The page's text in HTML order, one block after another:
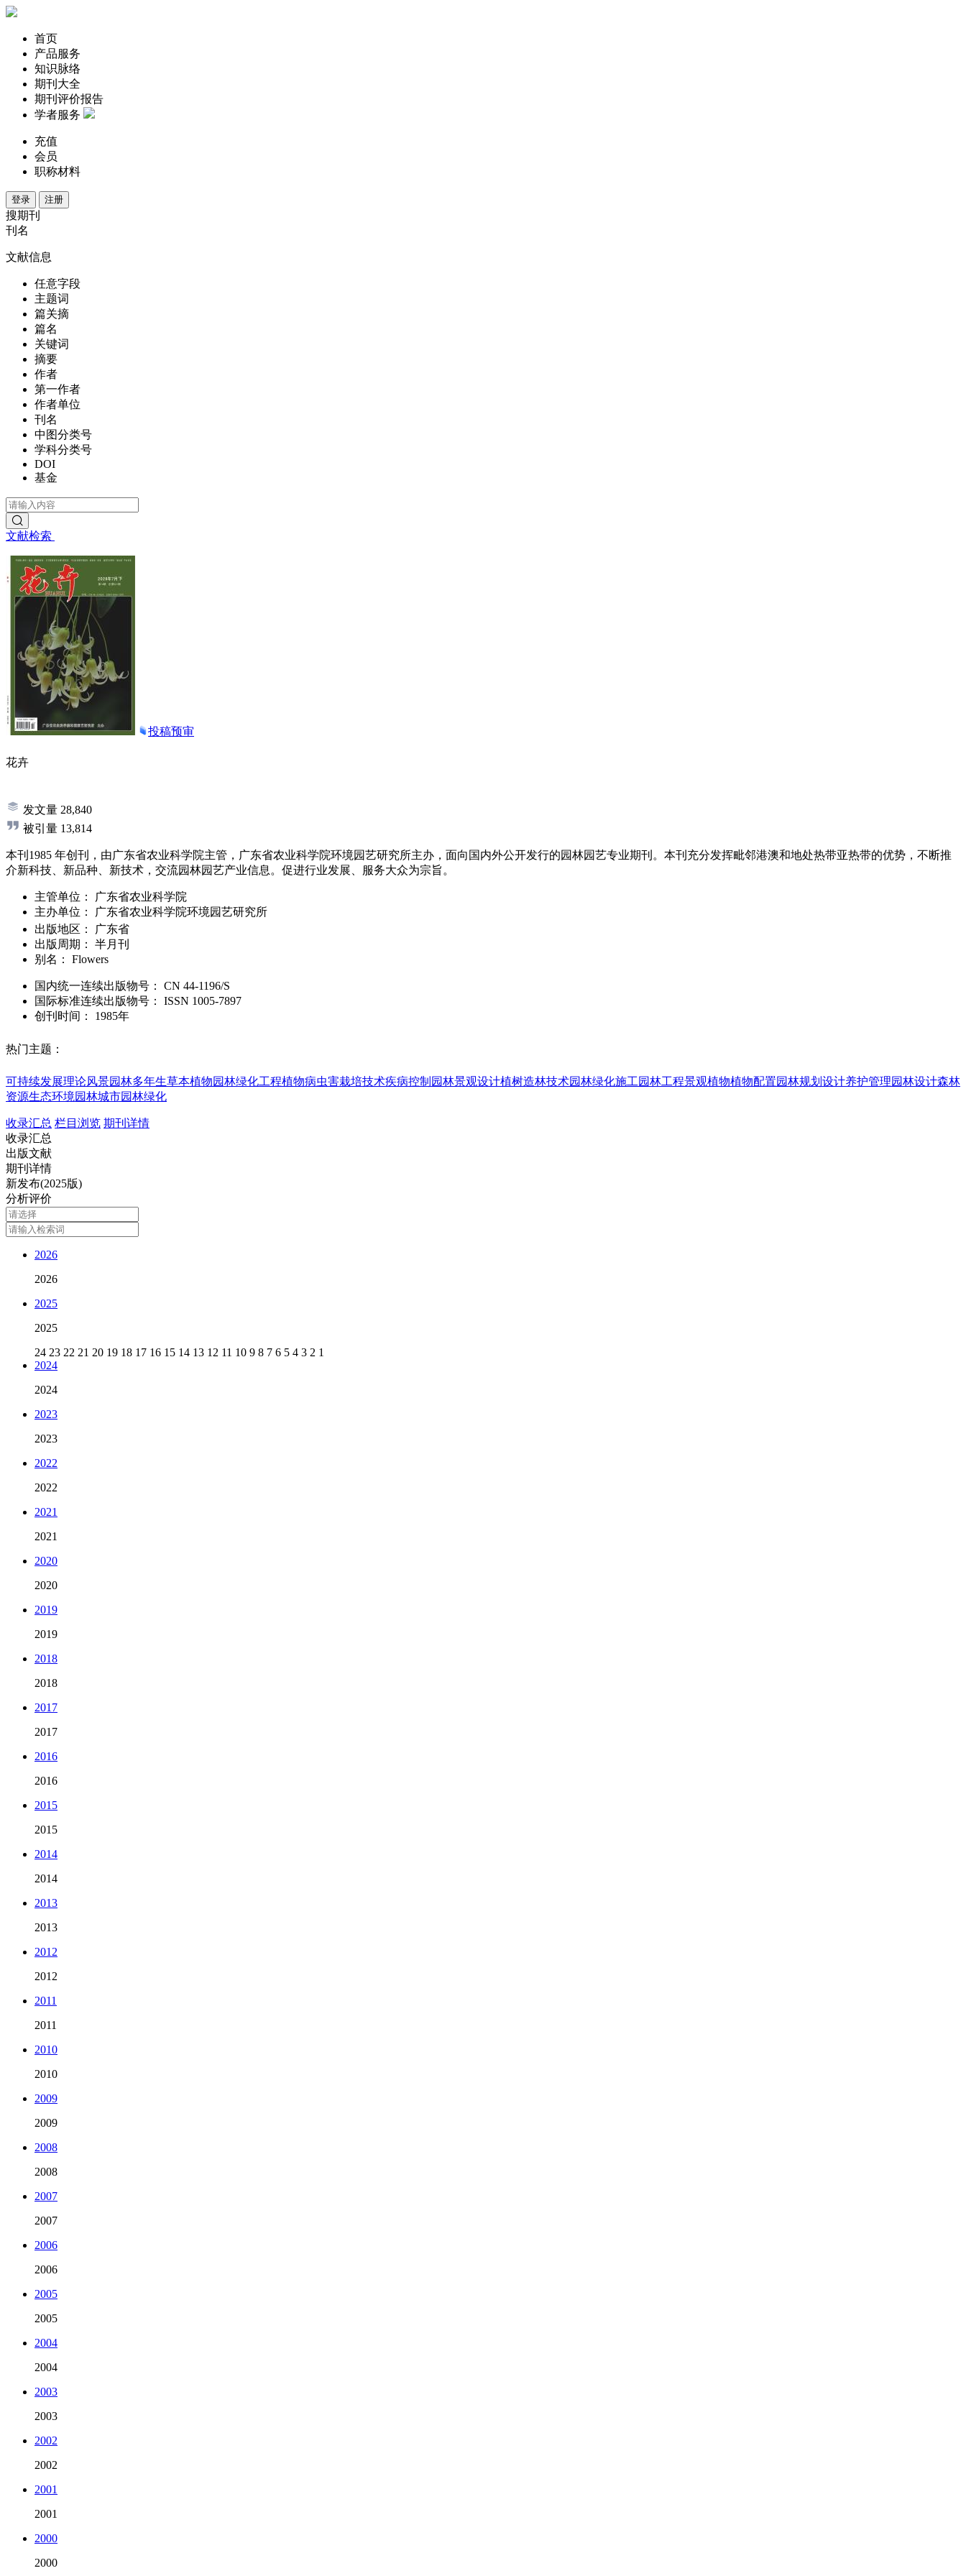
首页
产品服务
知识脉络
期刊大全
期刊评价报告
学者服务
充值
会员
职称材料
登录 注册
搜期刊
刊名
文献信息
任意字段
主题词
篇关摘
篇名
关键词
摘要
作者
第一作者
作者单位
刊名
中图分类号
学科分类号
DOI
基金
文献检索
投稿预审
花卉
发文量 28,840
被引量 13,814
本刊1985 年创刊，由广东省农业科学院主管，广东省农业科学院环境园艺研究所主办，面向国内外公开发行的园林园艺专业期刊。本刊充分发挥毗邻港澳和地处热带亚热带的优势，不断推
介新科技、新品种、新技术，交流园林园艺产业信息。促进行业发展、服务大众为宗旨。
主管单位：
广东省农业科学院
主办单位：
广东省农业科学院环境园艺研究所
出版地区：
广东省
出版周期：
半月刊
别名：
Flowers
国内统一连续出版物号： CN 44-1196/S
国际标准连续出版物号 ： ISSN 1005-7897
创刊时间：
1985年
热门主题：
可持续发展理论风景园林多年生草本植物园林绿化工程植物病虫害栽培技术疾病控制 园林景观设计植树造林技术园林绿化施工园林工程景观植物植物配置园林规划设计养护管理园林设计森林
资源生态环境园林城市园林绿化
收录汇总 栏目浏览 期刊详情
收录汇总
出版文献
期刊详情
新发布(2025版)
分析评价
2026
2026
2025
2025
24 23 22 21 20 19 18 17 16 15 14 13 12 11 10 9 8 7 6 5 4 3 2 1
2024
2024
2023
2023
2022
2022
2021
2021
2020
2020
2019
2019
2018
2018
2017
2017
2016
2016
2015
2015
2014
2014
2013
2013
2012
2012
2011
2011
2010
2010
2009
2009
2008
2008
2007
2007
2006
2006
2005
2005
2004
2004
2003
2003
2002
2002
2001
2001
2000
2000